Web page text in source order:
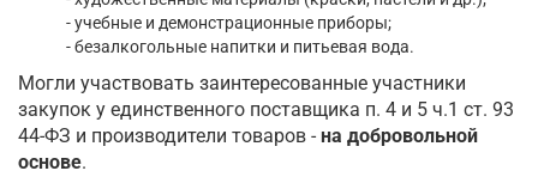
- учебные и демонстрационные приборы;
- безалкогольные напитки и питьевая вода.
Могли участвовать заинтересованные участники
закупок у единственного поставщика п. 4 и 5 ч.1 ст. 93
44-ФЗ и производители товаров - на добровольной
основе.